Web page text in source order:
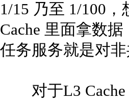
1/15 乃至 1/100
Cache 里面拿数
任务服务就是对
对于L3 Cache